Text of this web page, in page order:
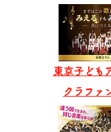
東京子ども
クラファ